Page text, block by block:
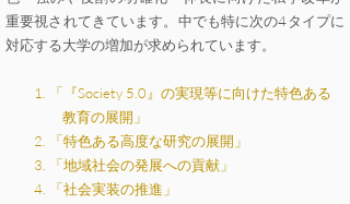
重要視されてきています。中でも特に次の4タイプに
対応する大学の増加が求められています。
1. 「『Society 5.0』の実現等に向けた特色ある
教育の展開」
2. 「特色ある高度な研究の展開」
3. 「地域社会の発展への貢献」
4. 「社会実装の推進」